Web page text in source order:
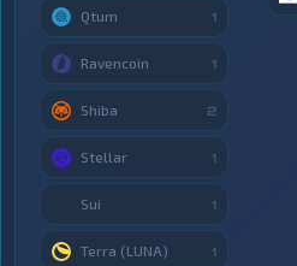
Qtum 1
Ravencoin 1
Shiba 2
Stellar 1
Sui 1
Terra (LUNA) 1